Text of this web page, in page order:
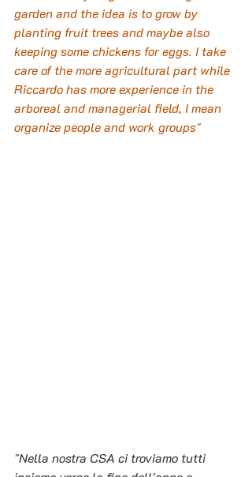
garden and the idea is to grow by
planting fruit trees and maybe also
keeping some chickens for eggs. I take
care of the more agricultural part while
Riccardo has more experience in the
arboreal and managerial field, I mean
organize people and work groups"
"Nella nostra CSA ci troviamo tutti